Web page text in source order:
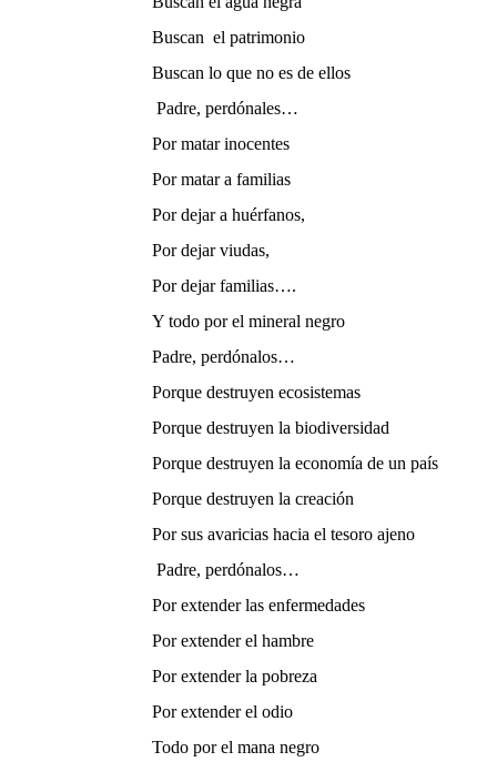
Buscan el patrimonio
Buscan lo que no es de ellos
Padre, perdónales…
Por matar inocentes
Por matar a familias
Por dejar a huérfanos,
Por dejar viudas,
Por dejar familias….
Y todo por el mineral negro
Padre, perdónalos…
Porque destruyen ecosistemas
Porque destruyen la biodiversidad
Porque destruyen la economía de un país
Porque destruyen la creación
Por sus avaricias hacia el tesoro ajeno
Padre, perdónalos…
Por extender las enfermedades
Por extender el hambre
Por extender la pobreza
Por extender el odio
Todo por el mana negro